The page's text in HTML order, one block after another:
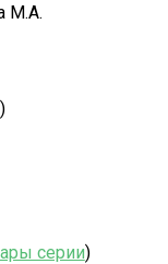
М.А.
)
серии)